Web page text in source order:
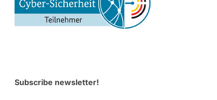
Subscribe newsletter!